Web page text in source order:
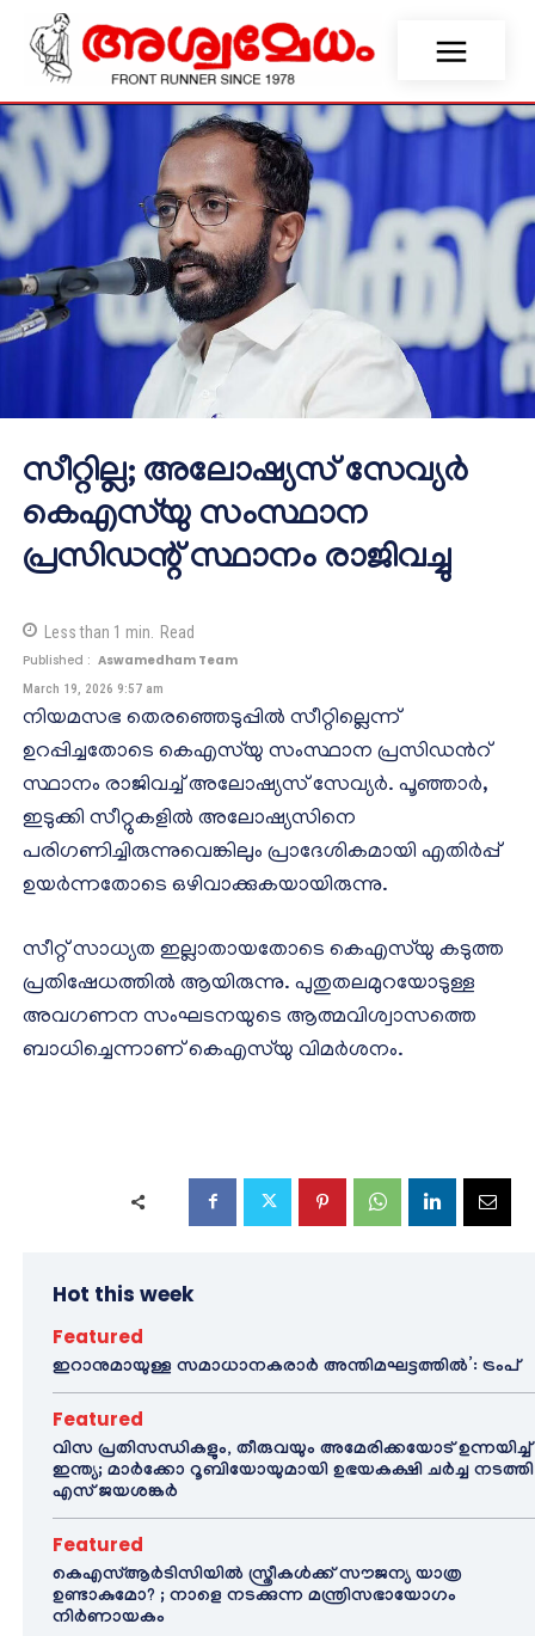
സീറ്റില്ല; അലോഷ്യസ് സേവ്യർ
കെഎസ്‌യു സംസ്ഥാന
പ്രസിഡന്റ് സ്ഥാനം രാജിവച്ചു
Less than 1 min. Read
Published : Aswamedham Team
March 19, 2026 9:57 am
നിയമസഭ തെരഞ്ഞെടുപ്പില്‍ സീറ്റില്ലെന്ന്
ഉറപ്പിച്ചതോടെ കെഎസ്‌യു സംസ്ഥാന പ്രസിഡന്‍റ്
സ്ഥാനം രാജിവച്ച് അലോഷ്യസ് സേവ്യര്‍. പൂഞ്ഞാർ,
ഇടുക്കി സീറ്റുകളിൽ അലോഷ്യസിനെ
പരിഗണിച്ചിരുന്നുവെങ്കിലും പ്രാദേശികമായി എതിര്‍പ്പ്
ഉയര്‍ന്നതോടെ ഒഴിവാക്കുകയായിരുന്നു.
സീറ്റ് സാധ്യത ഇല്ലാതായതോടെ കെഎസ്‌യു കടുത്ത
പ്രതിഷേധത്തിൽ ആയിരുന്നു. പുതുതലമുറയോടുള്ള
അവഗണന സംഘടനയുടെ ആത്മവിശ്വാസത്തെ
ബാധിച്ചെന്നാണ് കെഎസ്‌യു വിമര്‍ശനം.
Hot this week
Featured
ഇറാനുമായുള്ള സമാധാനകരാർ അന്തിമഘട്ടത്തിൽ‌’: ട്രംപ്
Featured
വിസ പ്രതിസന്ധികളും, തീരുവയും അമേരിക്കയോട് ഉന്നയിച്ച്
ഇന്ത്യ; മാർക്കോ റൂബിയോയുമായി ഉഭയകക്ഷി ചർച്ച നടത്തി
എസ് ജയശങ്കർ
Featured
കെഎസ്ആർടിസിയിൽ സ്ത്രീകൾക്ക് സൗജന്യ യാത്ര
ഉണ്ടാകുമോ? ; നാളെ നടക്കുന്ന മന്ത്രിസഭായോഗം
നിർണായകം